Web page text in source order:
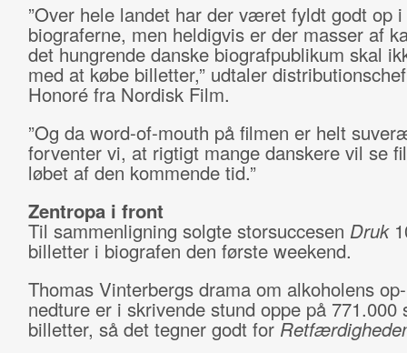
”Over hele landet har der været fyldt godt op i
biograferne, men heldigvis er der masser af
det hungrende danske biografpublikum skal
med at købe billetter,” udtaler
Honoré fra Nordisk Film.
”Og da word-of-mouth på filmen er helt
forventer vi, at rigtigt mange danskere vil se
løbet af den kommende tid.”
Zentropa i front
Til sammenligning solgte storsuccesen Druk
billetter i biografen den første weekend.
Thomas Vinterbergs drama om alkoholens
nedture er i skrivende stund oppe på 771.000
billetter, så det tegner godt for